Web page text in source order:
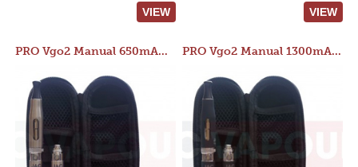
VIEW VIEW
PRO Vgo2 Manual 650mAh Kit PRO Vgo2 Manual 1300mAh Kit